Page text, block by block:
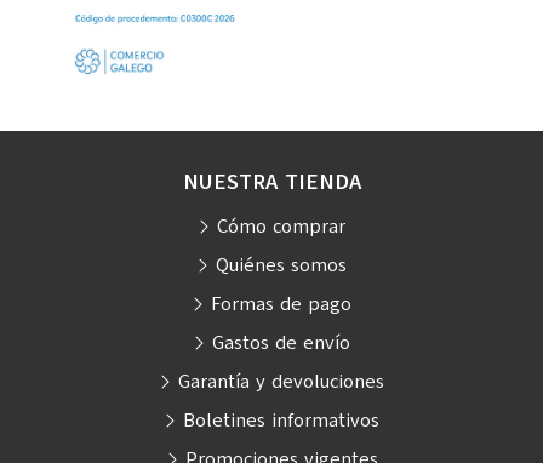
NUESTRA TIENDA
Cómo comprar
Quiénes somos
Formas de pago
Gastos de envío
Garantía y devoluciones
Boletines informativos